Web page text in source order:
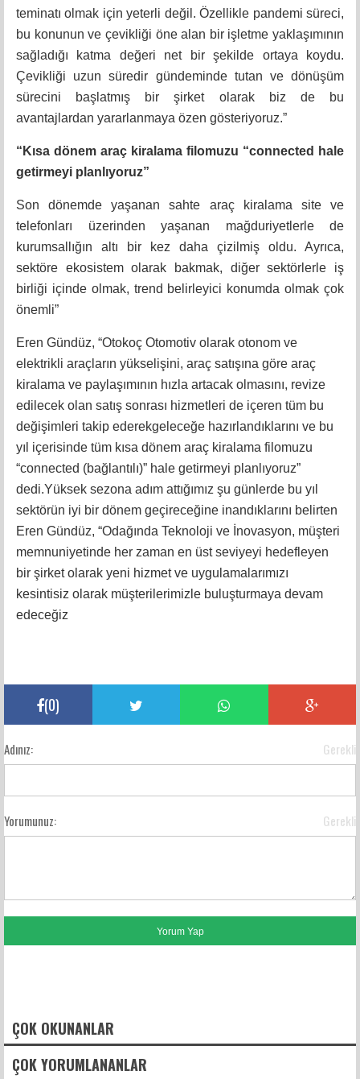
teminatı olmak için yeterli değil. Özellikle pandemi süreci,
bu konunun ve çevikliği öne alan bir işletme yaklaşımının
sağladığı katma değeri net bir şekilde ortaya koydu.
Çevikliği uzun süredir gündeminde tutan ve dönüşüm
sürecini başlatmış bir şirket olarak biz de bu
avantajlardan yararlanmaya özen gösteriyoruz.”
“Kısa dönem araç kiralama filomuzu “connected hale
getirmeyi planlıyoruz”
Son dönemde yaşanan sahte araç kiralama site ve
telefonları üzerinden yaşanan mağduriyetlerle de
kurumsallığın altı bir kez daha çizilmiş oldu. Ayrıca,
sektöre ekosistem olarak bakmak, diğer sektörlerle iş
birliği içinde olmak, trend belirleyici konumda olmak çok
önemli”
Eren Gündüz, “Otokoç Otomotiv olarak otonom ve
elektrikli araçların yükselişini, araç satışına göre araç
kiralama ve paylaşımının hızla artacak olmasını, revize
edilecek olan satış sonrası hizmetleri de içeren tüm bu
değişimleri takip ederekgeleceğe hazırlandıklarını ve bu
yıl içerisinde tüm kısa dönem araç kiralama filomuzu
“connected (bağlantılı)” hale getirmeyi planlıyoruz”
dedi.Yüksek sezona adım attığımız şu günlerde bu yıl
sektörün iyi bir dönem geçireceğine inandıklarını belirten
Eren Gündüz, “Odağında Teknoloji ve İnovasyon, müşteri
memnuniyetinde her zaman en üst seviyeyi hedefleyen
bir şirket olarak yeni hizmet ve uygulamalarımızı
kesintisiz olarak müşterilerimizle buluşturmaya devam
edeceğiz
(0)
Adınız: Gerekli
Yorumunuz: Gerekli
ÇOK OKUNANLAR
ÇOK YORUMLANANLAR